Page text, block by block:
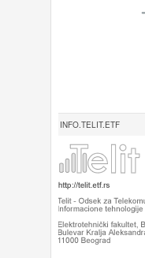
INFO.TELIT.ETF